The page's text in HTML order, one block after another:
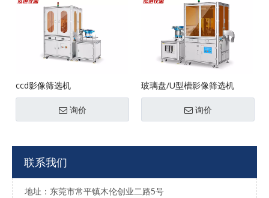
ccd影像筛选机
询价
玻璃盘/U型槽影像筛选机
询价
联系我们
地址：东莞市常平镇木伦创业二路5号